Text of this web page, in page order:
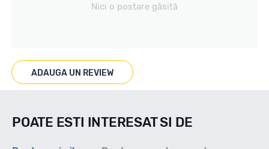
Marcat M+S
Indice viteza
Nici o postare găsită
ADAUGA UN REVIEW
POATE ESTI INTERESAT SI DE